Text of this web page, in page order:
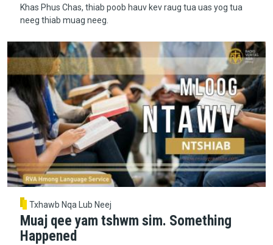
Khas Phus Chas, thiab poob hauv kev raug tua uas yog tua
neeg thiab muag neeg.
Txhawb Nqa Lub Neej
Muaj qee yam tshwm sim. Something
Happened